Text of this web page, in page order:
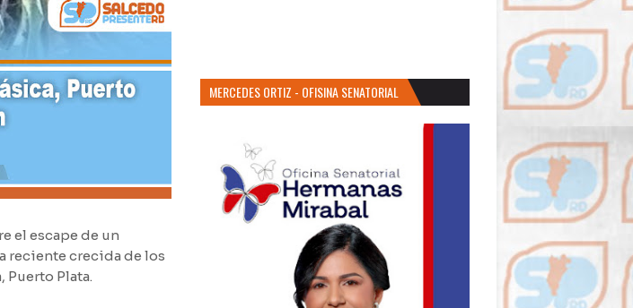
el escape de un
reciente crecida de los
Puerto Plata.
MERCEDES ORTIZ - OFISINA SENATORIAL